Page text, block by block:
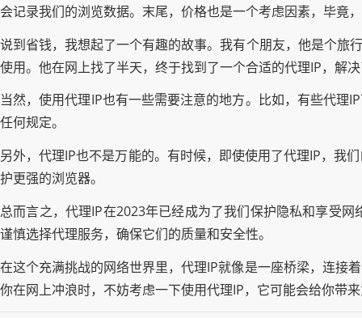
会记录我们的浏览数据。末尾，价格也是一个考虑因素，毕竟
说到省钱，我想起了一个有趣的故事。我有个朋友，他是个旅
使用。他在网上找了半天，终于找到了一个合适的代理IP，解
当然，使用代理IP也有一些需要注意的地方。比如，有些代理
任何规定。
另外，代理IP也不是万能的。有时候，即使使用了代理IP，我
护更强的浏览器。
总而言之，代理IP在2023年已经成为了我们保护隐私和享受
谨慎选择代理服务，确保它们的质量和安全性。
在这个充满挑战的网络世界里，代理IP就像是一座桥梁，连接
你在网上冲浪时，不妨考虑一下使用代理IP，它可能会给你带